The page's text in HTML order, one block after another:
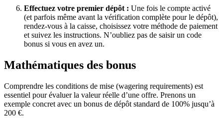
Effectuez votre premier dépôt : Une fois le compte activé
(et parfois même avant la vérification complète pour le dépôt),
rendez-vous à la caisse, choisissez votre méthode de paiement
et suivez les instructions. N’oubliez pas de saisir un code
bonus si vous en avez un.
Mathématiques des bonus
Comprendre les conditions de mise (wagering requirements) est
essentiel pour évaluer la valeur réelle d’une offre. Prenons un
exemple concret avec un bonus de dépôt standard de 100% jusqu’à
200 €.